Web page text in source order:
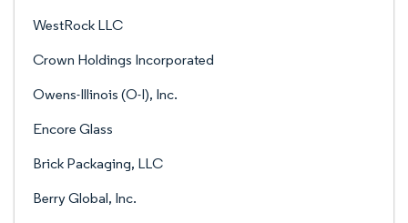
WestRock LLC
Crown Holdings Incorporated
Owens-Illinois (O-I), Inc.
Encore Glass
Brick Packaging, LLC
Berry Global, Inc.